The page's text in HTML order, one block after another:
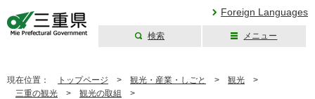
Foreign Languages
検索 メニュー
現在位置： トップページ > 観光・産業・しごと > 観光 >
三重の観光 > 観光の取組
>